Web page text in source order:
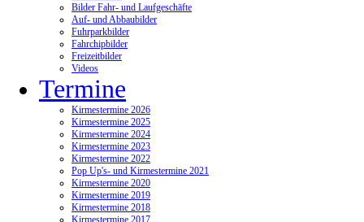
Bilder Fahr- und Laufgeschäfte
Auf- und Abbaubilder
Fuhrparkbilder
Fahrchipbilder
Freizeitbilder
Videos
Termine
Kirmestermine 2026
Kirmestermine 2025
Kirmestermine 2024
Kirmestermine 2023
Kirmestermine 2022
Pop Up's- und Kirmestermine 2021
Kirmestermine 2020
Kirmestermine 2019
Kirmestermine 2018
Kirmestermine 2017